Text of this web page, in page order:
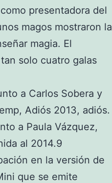
presentadora del
magos mostraron la
magia. El
solo cuatro galas
a Carlos Sobera y
Adiós 2013, adiós.
a Paula Vázquez,
al 2014.9
en la versión de
que se emite